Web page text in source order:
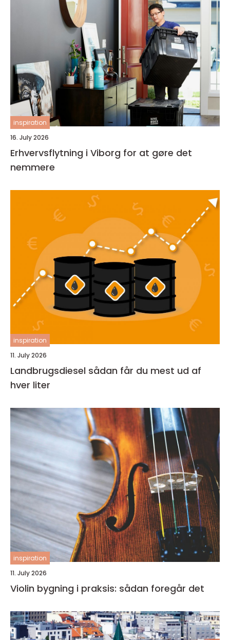
inspiration
16. July 2026
Erhvervsflytning i Viborg for at gøre det
nemmere
inspiration
11. July 2026
Landbrugsdiesel sådan får du mest ud af
hver liter
inspiration
11. July 2026
Violin bygning i praksis: sådan foregår det